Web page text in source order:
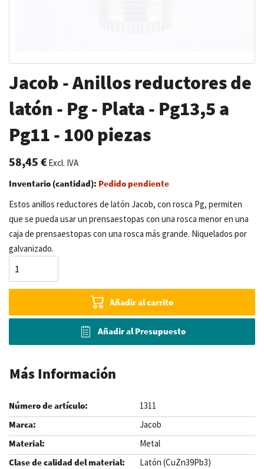
al
comienzo
de
la
galería
de
Jacob - Anillos reductores de
latón - Pg - Plata - Pg13,5 a
Pg11 - 100 piezas
58,45 €Excl. IVA
Inventario (cantidad): Pedido pendiente
Estos anillos reductores de latón Jacob, con rosca Pg, permiten
que se pueda usar un prensaestopas con una rosca menor en una
caja de prensaestopas con una rosca más grande. Niquelados por
galvanizado.
Añadir al carrito
Añadir al Presupuesto
Más Información
1311
Jacob
Metal
Latón (CuZn39Pb3)